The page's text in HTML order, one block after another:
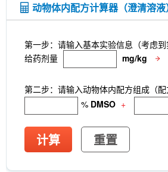
动物体内配方计算器（澄清溶液
第一步：请输入基本实验信息（考虑
给药剂量
mg/kg
第二步：请输入动物体内配方组成（
% DMSO +
计算 重置